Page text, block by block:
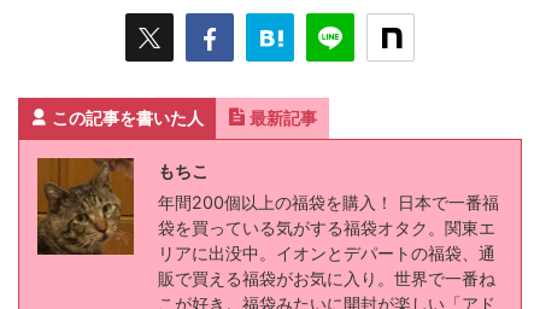
この記事を書いた人 最新記事
もちこ
年間200個以上の福袋を購入！ 日本で一番福
袋を買っている気がする福袋オタク。関東エ
リアに出没中。イオンとデパートの福袋、通
販で買える福袋がお気に入り。世界で一番ね
こが好き。福袋みたいに開封が楽しい「アド